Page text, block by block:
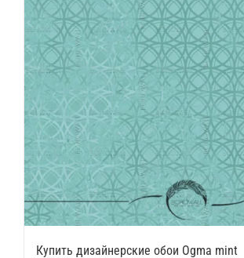
Купить дизайнерские обои Ogma mint